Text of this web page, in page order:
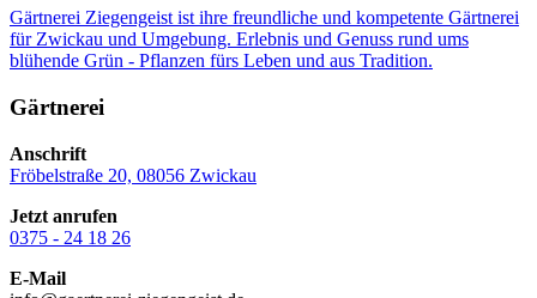
Gärtnerei Ziegengeist ist ihre freundliche und kompetente Gärtnerei
für Zwickau und Umgebung. Erlebnis und Genuss rund ums
blühende Grün - Pflanzen fürs Leben und aus Tradition.
Gärtnerei
Anschrift
Fröbelstraße 20, 08056 Zwickau
Jetzt anrufen
0375 - 24 18 26
E-Mail